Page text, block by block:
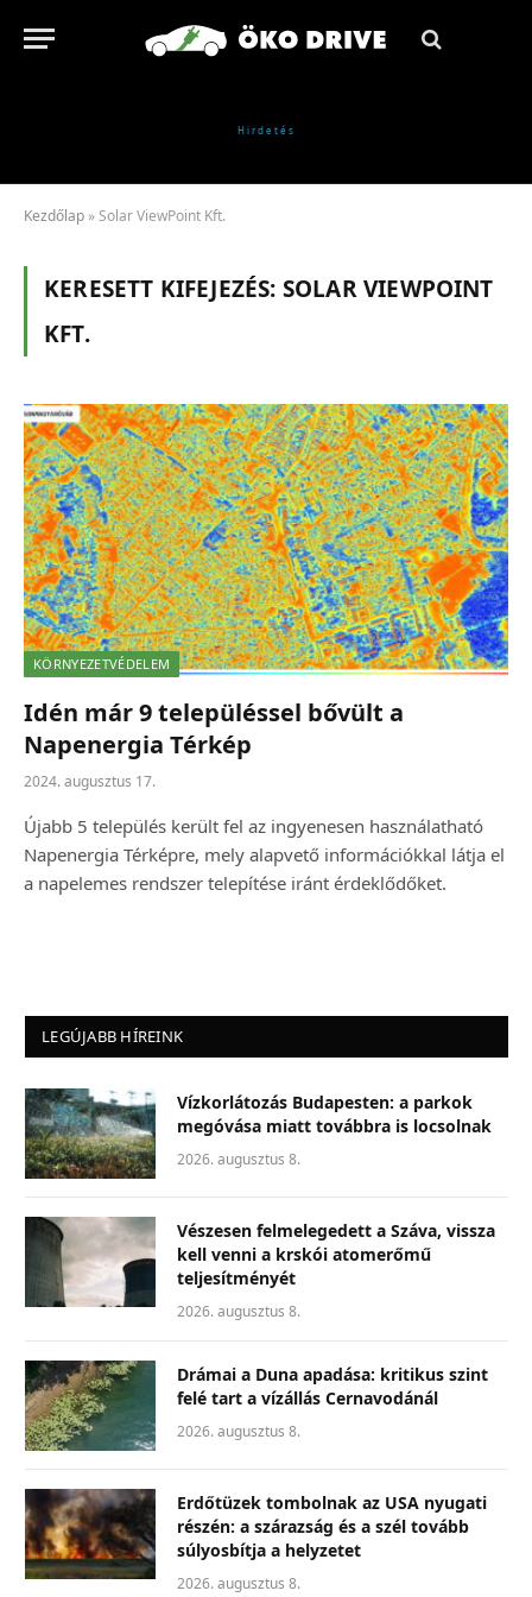
Kezdőlap »Solar ViewPoint Kft.
KERESETT KIFEJEZÉS: SOLAR VIEWPOINT
KFT.
KÖRNYEZETVÉDELEM
Idén már 9 településsel bővült a
Napenergia Térkép
2024. augusztus 17.
Újabb 5 település került fel az ingyenesen használatható
Napenergia Térképre, mely alapvető információkkal látja el
a napelemes rendszer telepítése iránt érdeklődőket.
LEGÚJABB HÍREINK
Vízkorlátozás Budapesten: a parkok
megóvása miatt továbbra is locsolnak
2026. augusztus 8.
Vészesen felmelegedett a Száva, vissza
kell venni a krskói atomerőmű
teljesítményét
2026. augusztus 8.
Drámai a Duna apadása: kritikus szint
felé tart a vízállás Cernavodánál
2026. augusztus 8.
Erdőtüzek tombolnak az USA nyugati
részén: a szárazság és a szél tovább
súlyosbítja a helyzetet
2026. augusztus 8.